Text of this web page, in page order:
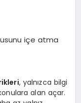
içe atma
, yalnızca bilgi
alan açar.